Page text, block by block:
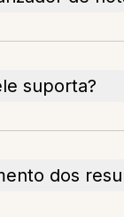
suporta?
dos